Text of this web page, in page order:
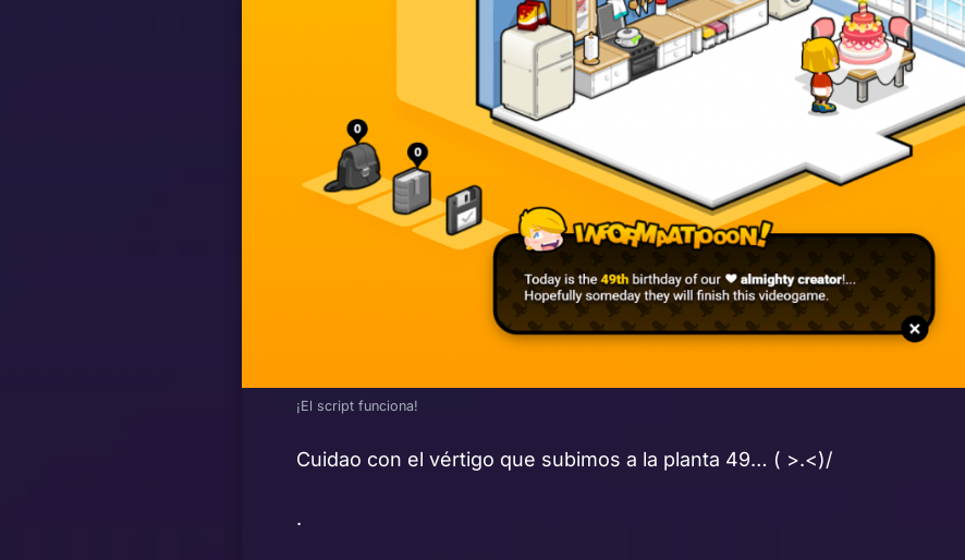
¡El script funciona!
Cuidao con el vértigo que subimos a la planta 49… ( >.<)/
.